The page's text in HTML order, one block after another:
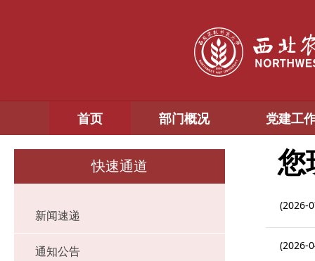
首页 部门概况 党建工
快速通道
新闻速递
通知公告
您
(2026-
(2026-